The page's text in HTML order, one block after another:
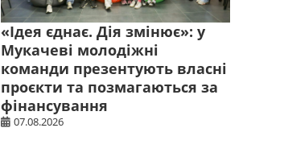
«Ідея єднає. Дія змінює»: у
Мукачеві молодіжні
команди презентують власні
проєкти та позмагаються за
фінансування
07.08.2026